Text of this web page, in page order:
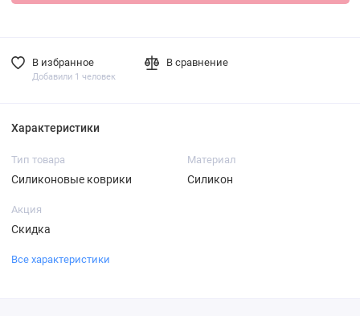
В избранное
Добавили 1 человек
В сравнение
Характеристики
Тип товара
Силиконовые коврики
Материал
Силикон
Акция
Скидка
Все характеристики